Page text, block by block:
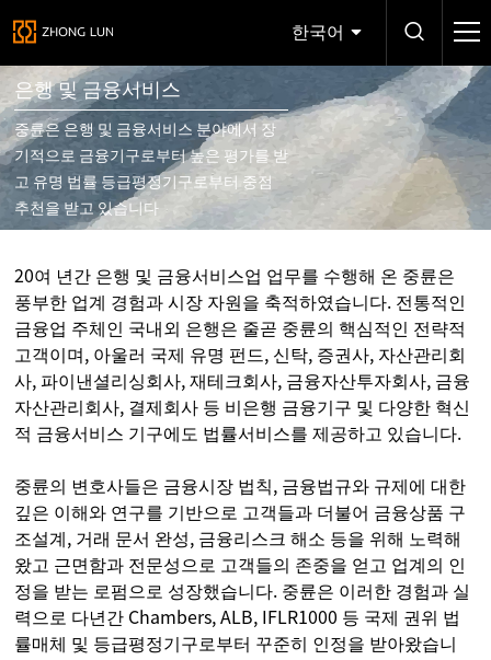
한국어
은행 및 금융서비스
중륜은 은행 및 금융서비스 분야에서 장
기적으로 금융기구로부터 높은 평가를 받
고 유명 법률 등급평정기구로부터 중점
추천을 받고 있습니다
20여 년간 은행 및 금융서비스업 업무를 수행해 온 중륜은
풍부한 업계 경험과 시장 자원을 축적하였습니다. 전통적인
금융업 주체인 국내외 은행은 줄곧 중륜의 핵심적인 전략적
고객이며, 아울러 국제 유명 펀드, 신탁, 증권사, 자산관리회
사, 파이낸셜리싱회사, 재테크회사, 금융자산투자회사, 금융
자산관리회사, 결제회사 등 비은행 금융기구 및 다양한 혁신
적 금융서비스 기구에도 법률서비스를 제공하고 있습니다.
중륜의 변호사들은 금융시장 법칙, 금융법규와 규제에 대한
깊은 이해와 연구를 기반으로 고객들과 더불어 금융상품 구
조설계, 거래 문서 완성, 금융리스크 해소 등을 위해 노력해
왔고 근면함과 전문성으로 고객들의 존중을 얻고 업계의 인
정을 받는 로펌으로 성장했습니다. 중륜은 이러한 경험과 실
력으로 다년간 Chambers, ALB, IFLR1000 등 국제 권위 법
률매체 및 등급평정기구로부터 꾸준히 인정을 받아왔습니